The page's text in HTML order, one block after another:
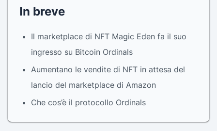
In breve
Il marketplace di NFT Magic Eden fa il suo
ingresso su Bitcoin Ordinals
Aumentano le vendite di NFT in attesa del
lancio del marketplace di Amazon
Che cos’è il protocollo Ordinals